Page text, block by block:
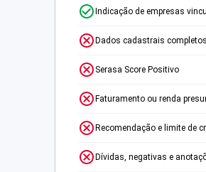
Indicação de empresas
Dados cadastrais completos
Serasa Score Positivo
Faturamento ou renda
Recomendação e limite de
Dívidas, negativas e